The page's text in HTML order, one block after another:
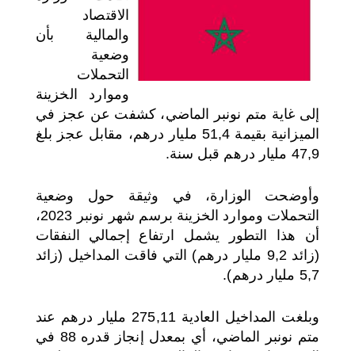
الاقتصاد
والمالية بأن
وضعية
التحملات
وموارد الخزينة
إلى غاية متم نونبر الماضي، كشفت عن عجز في
الميزانية بقيمة 51,4 مليار درهم، مقابل عجز بلغ
47,9 مليار درهم قبل سنة.
وأوضحت الوزارة، في وثيقة حول وضعية
التحملات وموارد الخزينة برسم شهر نونبر 2023،
أن هذا التطور يشمل ارتفاع إجمالي النفقات
(زائد 9,2 مليار درهم) التي فاقت المداخيل (زائد
5,7 مليار درهم).
وبلغت المداخيل العادية 275,11 مليار درهم عند
متم نونبر الماضي، أي بمعدل إنجاز قدره 88 في